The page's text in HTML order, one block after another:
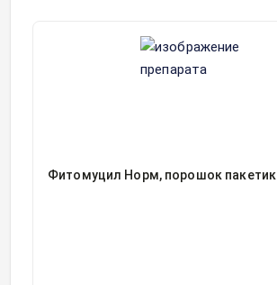
Фитомуцил Норм, порошок пакетик